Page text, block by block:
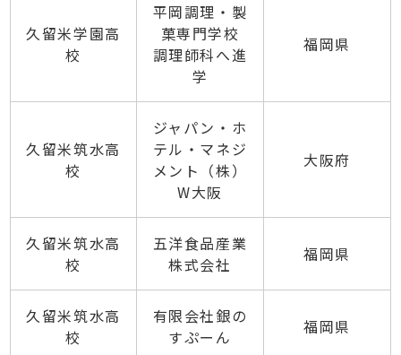
久留米学園高
校
平岡調理・製
菓専門学校
調理師科へ進
学
福岡県
久留米筑水高
校
ジャパン・ホ
テル・マネジ
メント（株）
W大阪
大阪府
久留米筑水高
校
五洋食品産業
株式会社
福岡県
久留米筑水高
校
有限会社銀の
すぷーん
福岡県